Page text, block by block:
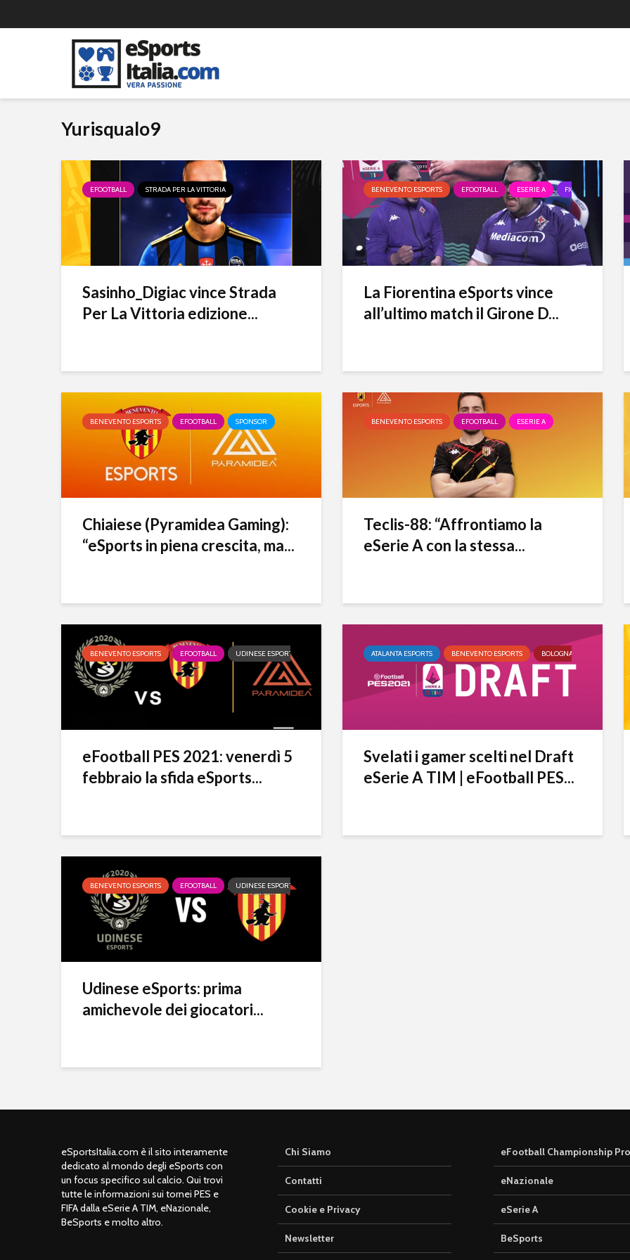
Yurisqualo9
EFOOTBALL STRADA PER LA VITTORIA
Sasinho_Digiac vince Strada
Per La Vittoria edizione...
BENEVENTO ESPORTS EFOOTBALL ESERIE A FIORENTINA
La Fiorentina eSports vince
all’ultimo match il Girone D...
BENEVENTO ESPORTS EFOOTBALL SPONSOR
Chiaiese (Pyramidea Gaming):
“eSports in piena crescita, ma...
BENEVENTO ESPORTS EFOOTBALL ESERIE A
Teclis-88: “Affrontiamo la
eSerie A con la stessa...
BENEVENTO ESPORTS EFOOTBALL UDINESE ESPORTS
eFootball PES 2021: venerdì 5
febbraio la sfida eSports...
ATALANTA ESPORTS BENEVENTO ESPORTS BOLOGNA ESPORTS
Svelati i gamer scelti nel Draft
eSerie A TIM | eFootball PES...
BENEVENTO ESPORTS EFOOTBALL UDINESE ESPORTS
Udinese eSports: prima
amichevole dei giocatori...
eSportsItalia.com è il sito interamente
dedicato al mondo degli eSports con
un focus specifico sul calcio. Qui trovi
tutte le informazioni sui tornei PES e
FIFA dalla eSerie A TIM, eNazionale,
BeSports e molto altro.
Chi Siamo
Contatti
Cookie e Privacy
Newsletter
eFootball Championship Pro
eNazionale
eSerie A
BeSports